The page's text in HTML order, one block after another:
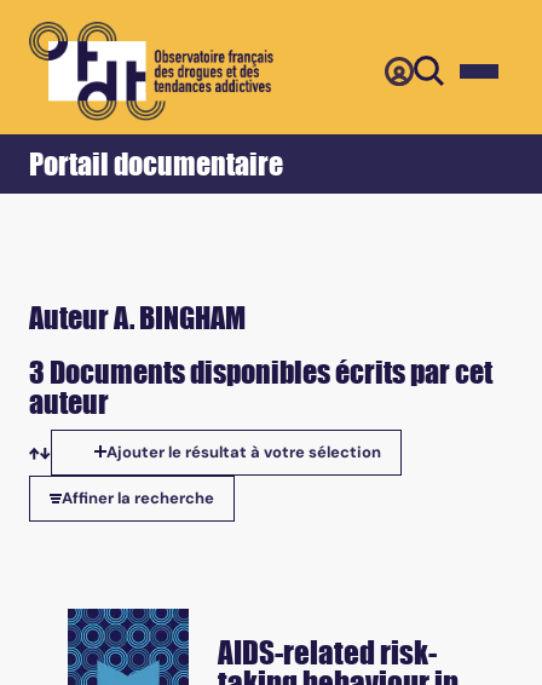
Portail documentaire
Accueil Retour
Auteur A. BINGHAM
3 Documents disponibles écrits par cet
auteur
Tris disponibles
Ajouter le résultat à votre sélection
Affiner la recherche
AIDS-related risk-